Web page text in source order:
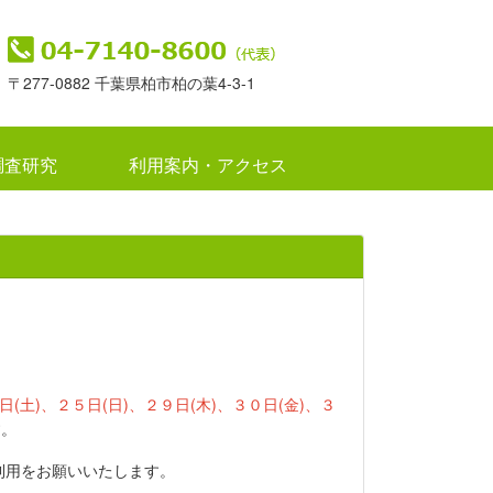
〒277-0882 千葉県柏市柏の葉4-3-1
研究 利用案内・アクセス
(土)、２５日(日)、２９日(木)、３０日(金)、３
をお願いいたします。